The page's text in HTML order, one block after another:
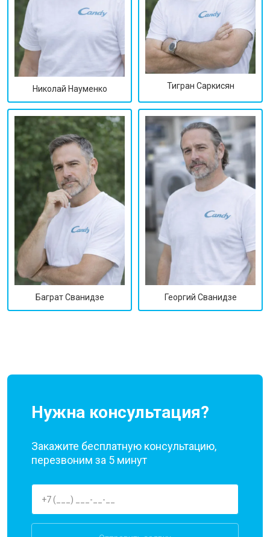
Николай Науменко Тигран Саркисян
Баграт Сванидзе Георгий Сванидзе
Нужна консультация?
Закажите бесплатную консультацию,
перезвоним за 5 минут